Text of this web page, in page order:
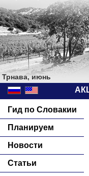
Трнава, июнь
Гид по Словакии
Планируем
Новости
Статьи